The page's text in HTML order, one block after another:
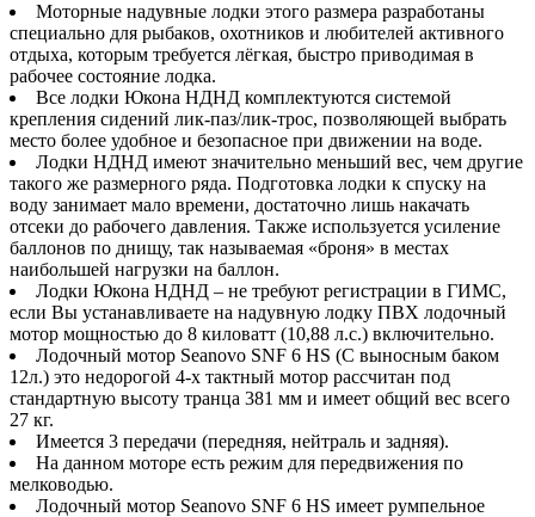
Моторные надувные лодки этого размера разработаны
специально для рыбаков, охотников и любителей активного
отдыха, которым требуется лёгкая, быстро приводимая в
рабочее состояние лодка.
Все лодки Юкона НДНД комплектуются системой
крепления сидений лик-паз/лик-трос, позволяющей выбрать
место более удобное и безопасное при движении на воде.
Лодки НДНД имеют значительно меньший вес, чем другие
такого же размерного ряда. Подготовка лодки к спуску на
воду занимает мало времени, достаточно лишь накачать
отсеки до рабочего давления. Также используется усиление
баллонов по днищу, так называемая «броня» в местах
наибольшей нагрузки на баллон.
Лодки Юкона НДНД – не требуют регистрации в ГИМС,
если Вы устанавливаете на надувную лодку ПВХ лодочный
мотор мощностью до 8 киловатт (10,88 л.с.) включительно.
Лодочный мотор Seanovo SNF 6 HS (С выносным баком
12л.) это недорогой 4-x тактный мотор рассчитан под
стандартную высоту транца 381 мм и имеет общий вес всего
27 кг.
Имеется 3 передачи (передняя, нейтраль и задняя).
На данном моторе есть режим для передвижения по
мелководью.
Лодочный мотор Seanovo SNF 6 HS имеет румпельное